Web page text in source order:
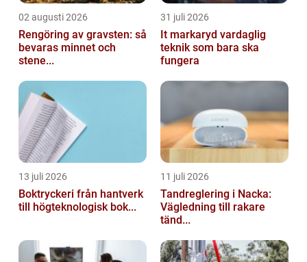
02 augusti 2026
Rengöring av gravsten: så
bevaras minnet och
stene...
31 juli 2026
It markaryd vardaglig
teknik som bara ska
fungera
13 juli 2026
Boktryckeri från hantverk
till högteknologisk bok...
11 juli 2026
Tandreglering i Nacka:
Vägledning till rakare
tänd...